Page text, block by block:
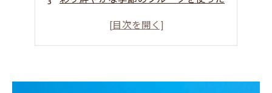
土日限定クロワッサン！